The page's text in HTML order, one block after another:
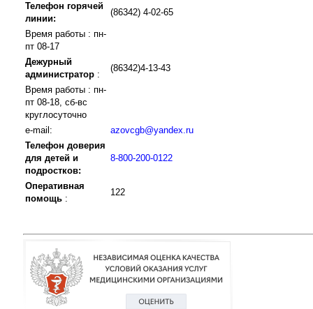
Телефон горячей
линии:
(86342) 4-02-65
Время работы : пн-
пт 08-17
Дежурный
администратор :
(86342)4-13-43
Время работы : пн-
пт 08-18, сб-вс
круглосуточно
e-mail:
azovcgb@yandex.ru
Телефон доверия
для детей и
подростков:
8-800-200-0122
Оперативная
помощь :
122